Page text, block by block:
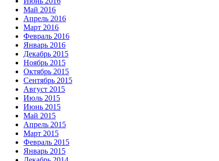
Май 2016
Апрель 2016
Март 2016
Февраль 2016
Январь 2016
Декабрь 2015
Ноябрь 2015
Октябрь 2015
Сентябрь 2015
Август 2015
Июль 2015
Июнь 2015
Май 2015
Апрель 2015
Март 2015
Февраль 2015
Январь 2015